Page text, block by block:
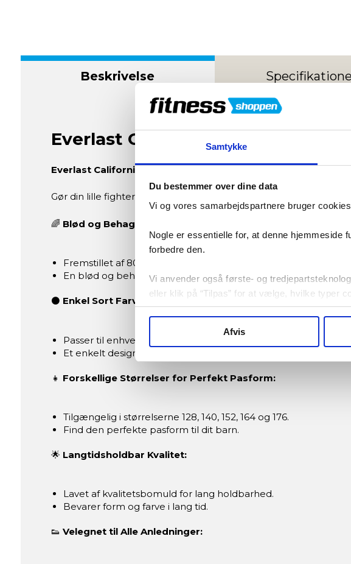
Samtykke
Du bestemmer over dine data
Vi og vores samarbejdspartnere bruger
Nogle er essentielle for, at denne
forbedre den.
Vi anvender også første- og
eller klik på “Tilpas” for at vælge, hvilke typer
Afvis
Beskrivelse
Everlast California Sweatshirt -
Everlast California Sweatshirt til Børn: Komfort og Stil til Lille
Gør din lille fighter klar til dagen med Everlast California
🌈 Blød og Behagelig Bomuldsblanding:
Fremstillet af 80% bomuld og 20% polyester.
En blød og behagelig fornemmelse mod huden.
⚫ Enkel Sort Farve og Tidløst Design:
Passer til enhver stil og lejlighed.
Et enkelt design i klassisk sort.
👧 Forskellige Størrelser for Perfekt Pasform:
Tilgængelig i størrelserne 128, 140, 152, 164 og 176.
Find den perfekte pasform til dit barn.
🌟 Langtidsholdbar Kvalitet:
Lavet af kvalitetsbomuld for lang holdbarhed.
Bevarer form og farve i lang tid.
👟 Velegnet til Alle Anledninger: